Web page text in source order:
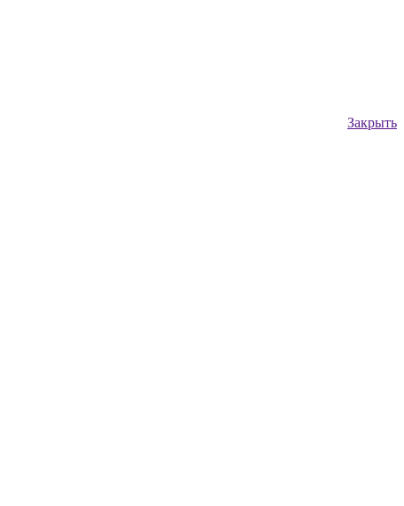
Закрыть